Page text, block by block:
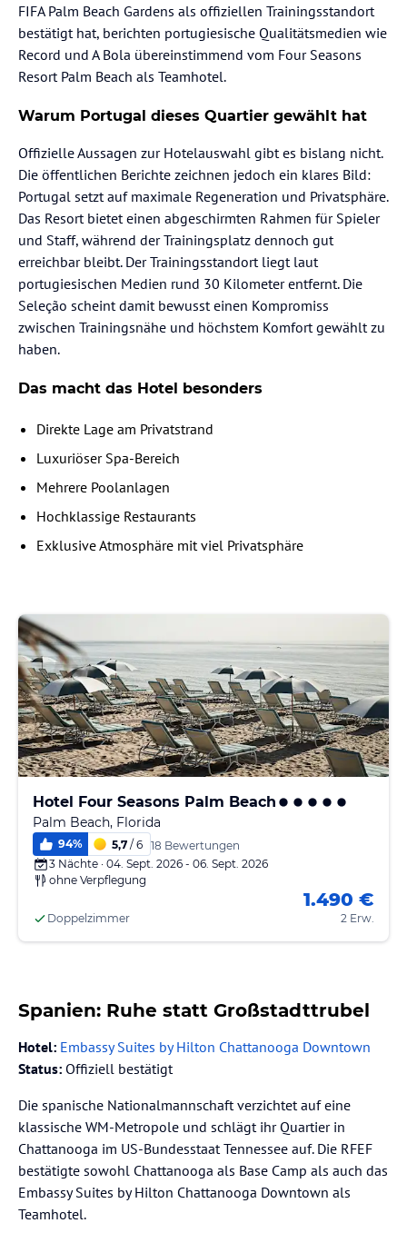
FIFA Palm Beach Gardens als offiziellen Trainingsstandort
bestätigt hat, berichten portugiesische Qualitätsmedien wie
Record und A Bola übereinstimmend vom Four Seasons
Resort Palm Beach als Teamhotel.
Warum Portugal dieses Quartier gewählt hat
Offizielle Aussagen zur Hotelauswahl gibt es bislang nicht.
Die öffentlichen Berichte zeichnen jedoch ein klares Bild:
Portugal setzt auf maximale Regeneration und Privatsphäre.
Das Resort bietet einen abgeschirmten Rahmen für Spieler
und Staff, während der Trainingsplatz dennoch gut
erreichbar bleibt. Der Trainingsstandort liegt laut
portugiesischen Medien rund 30 Kilometer entfernt. Die
Seleção scheint damit bewusst einen Kompromiss
zwischen Trainingsnähe und höchstem Komfort gewählt zu
haben.
Das macht das Hotel besonders
Direkte Lage am Privatstrand
Luxuriöser Spa-Bereich
Mehrere Poolanlagen
Hochklassige Restaurants
Exklusive Atmosphäre mit viel Privatsphäre
Hotel Four Seasons Palm Beach
Palm Beach, Florida
94% 5,7 / 6 18 Bewertungen
3 Nächte · 04. Sept. 2026 - 06. Sept. 2026
ohne Verpflegung
Doppelzimmer
1.490 €
2 Erw.
Spanien: Ruhe statt Großstadttrubel
Hotel: Embassy Suites by Hilton Chattanooga Downtown
Status: Offiziell bestätigt
Die spanische Nationalmannschaft verzichtet auf eine
klassische WM-Metropole und schlägt ihr Quartier in
Chattanooga im US-Bundesstaat Tennessee auf. Die RFEF
bestätigte sowohl Chattanooga als Base Camp als auch das
Embassy Suites by Hilton Chattanooga Downtown als
Teamhotel.